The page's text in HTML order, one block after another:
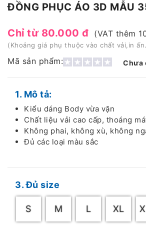
ĐỒNG PHỤC ÁO 3D MẪU
Chỉ từ 80.000 đ (VAT thêm
(Khoảng giá phụ thuộc vào chất vải,in
Mã sản phẩm: Chưa
1. Mô tả:
Kiểu dáng Body vừa vặn
Chất liệu vải cao cấp, thoáng
Không phai, không xù, không
Đủ các loại màu sắc
3. Đủ size
S M L XL